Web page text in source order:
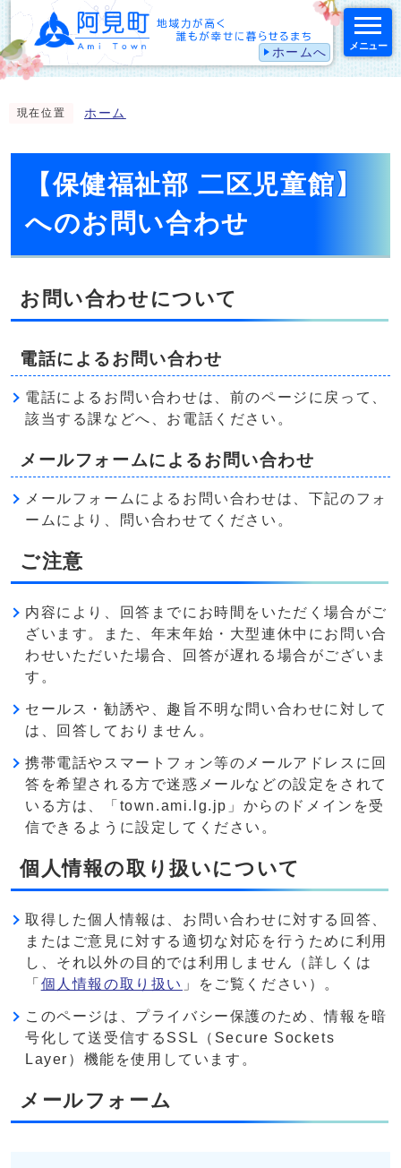
ホームへ メニュー
現在位置 ホーム
【保健福祉部 二区児童館】
へのお問い合わせ
お問い合わせについて
電話によるお問い合わせ
電話によるお問い合わせは、前のページに戻って、
該当する課などへ、お電話ください。
メールフォームによるお問い合わせ
メールフォームによるお問い合わせは、下記のフォ
ームにより、問い合わせてください。
ご注意
内容により、回答までにお時間をいただく場合がご
ざいます。また、年末年始・大型連休中にお問い合
わせいただいた場合、回答が遅れる場合がございま
す。
セールス・勧誘や、趣旨不明な問い合わせに対して
は、回答しておりません。
携帯電話やスマートフォン等のメールアドレスに回
答を希望される方で迷惑メールなどの設定をされて
いる方は、「town.ami.lg.jp」からのドメインを受
信できるように設定してください。
個人情報の取り扱いについて
取得した個人情報は、お問い合わせに対する回答、
またはご意見に対する適切な対応を行うために利用
し、それ以外の目的では利用しません（詳しくは
「 個人情報の取り扱い 」をご覧ください）。
このページは、プライバシー保護のため、情報を暗
号化して送受信するSSL（Secure Sockets
Layer）機能を使用しています。
メールフォーム